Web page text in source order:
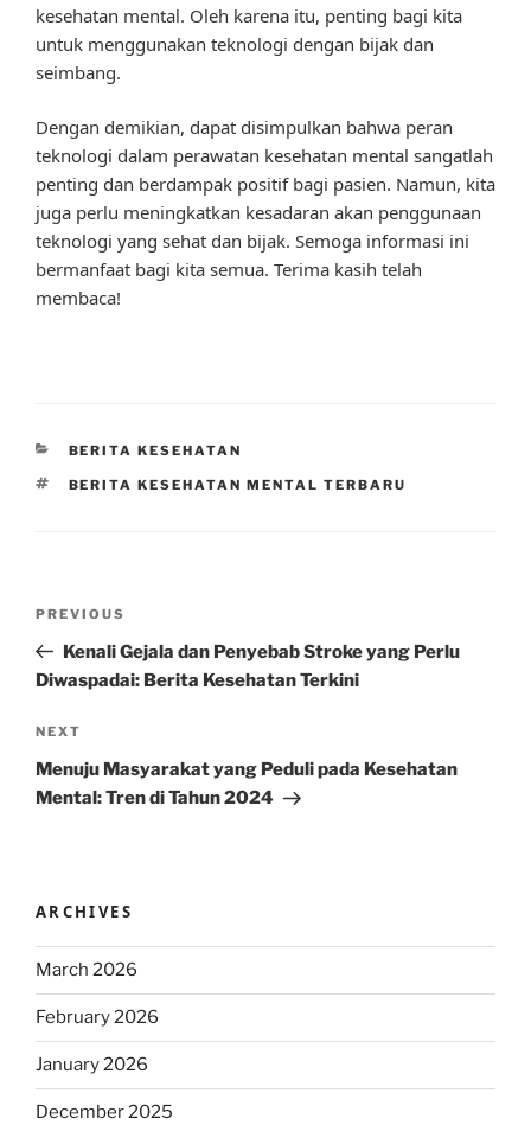
kesehatan mental. Oleh karena itu, penting bagi kita
untuk menggunakan teknologi dengan bijak dan
seimbang.
Dengan demikian, dapat disimpulkan bahwa peran
teknologi dalam perawatan kesehatan mental sangatlah
penting dan berdampak positif bagi pasien. Namun, kita
juga perlu meningkatkan kesadaran akan penggunaan
teknologi yang sehat dan bijak. Semoga informasi ini
bermanfaat bagi kita semua. Terima kasih telah
membaca!
CATEGORIES
BERITA KESEHATAN
TAGS
BERITA KESEHATAN MENTAL TERBARU
Previous
Post
PREVIOUS
Kenali Gejala dan Penyebab Stroke yang Perlu
Diwaspadai: Berita Kesehatan Terkini
Next
Post
NEXT
Menuju Masyarakat yang Peduli pada Kesehatan
Mental: Tren di Tahun 2024
ARCHIVES
March 2026
February 2026
January 2026
December 2025